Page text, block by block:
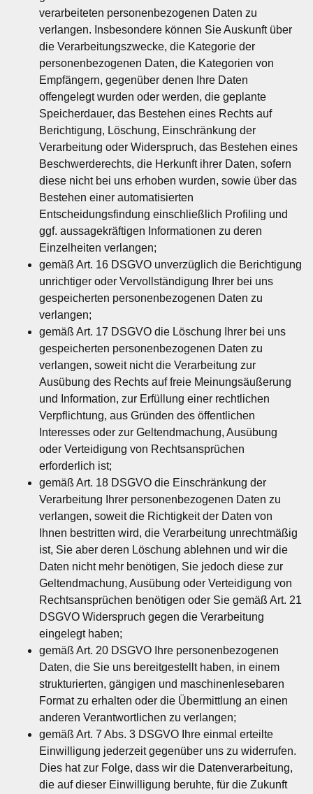
verarbeiteten personenbezogenen Daten zu
verlangen. Insbesondere können Sie Auskunft über
die Verarbeitungszwecke, die Kategorie der
personenbezogenen Daten, die Kategorien von
Empfängern, gegenüber denen Ihre Daten
offengelegt wurden oder werden, die geplante
Speicherdauer, das Bestehen eines Rechts auf
Berichtigung, Löschung, Einschränkung der
Verarbeitung oder Widerspruch, das Bestehen eines
Beschwerderechts, die Herkunft ihrer Daten, sofern
diese nicht bei uns erhoben wurden, sowie über das
Bestehen einer automatisierten
Entscheidungsfindung einschließlich Profiling und
ggf. aussagekräftigen Informationen zu deren
Einzelheiten verlangen;
gemäß Art. 16 DSGVO unverzüglich die Berichtigung
unrichtiger oder Vervollständigung Ihrer bei uns
gespeicherten personenbezogenen Daten zu
verlangen;
gemäß Art. 17 DSGVO die Löschung Ihrer bei uns
gespeicherten personenbezogenen Daten zu
verlangen, soweit nicht die Verarbeitung zur
Ausübung des Rechts auf freie Meinungsäußerung
und Information, zur Erfüllung einer rechtlichen
Verpflichtung, aus Gründen des öffentlichen
Interesses oder zur Geltendmachung, Ausübung
oder Verteidigung von Rechtsansprüchen
erforderlich ist;
gemäß Art. 18 DSGVO die Einschränkung der
Verarbeitung Ihrer personenbezogenen Daten zu
verlangen, soweit die Richtigkeit der Daten von
Ihnen bestritten wird, die Verarbeitung unrechtmäßig
ist, Sie aber deren Löschung ablehnen und wir die
Daten nicht mehr benötigen, Sie jedoch diese zur
Geltendmachung, Ausübung oder Verteidigung von
Rechtsansprüchen benötigen oder Sie gemäß Art. 21
DSGVO Widerspruch gegen die Verarbeitung
eingelegt haben;
gemäß Art. 20 DSGVO Ihre personenbezogenen
Daten, die Sie uns bereitgestellt haben, in einem
strukturierten, gängigen und maschinenlesebaren
Format zu erhalten oder die Übermittlung an einen
anderen Verantwortlichen zu verlangen;
gemäß Art. 7 Abs. 3 DSGVO Ihre einmal erteilte
Einwilligung jederzeit gegenüber uns zu widerrufen.
Dies hat zur Folge, dass wir die Datenverarbeitung,
die auf dieser Einwilligung beruhte, für die Zukunft